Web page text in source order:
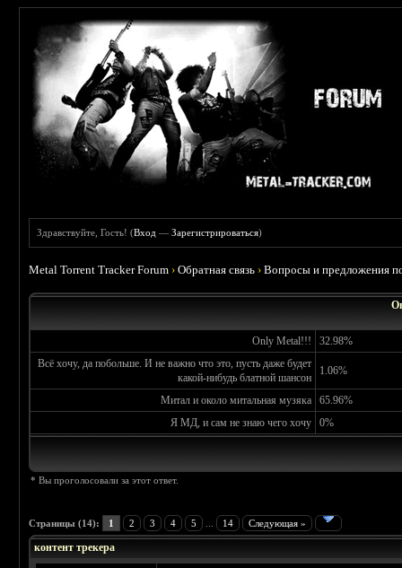
Здравствуйте, Гость! (Вход —Зарегистрироваться)
Metal Torrent Tracker Forum ›Обратная связь ›Вопросы и предложения
Only Metal!!!
32.98%
Всё хочу, да побольше. И не важно что это, пусть даже будет
какой-нибудь блатной шансон
1.06%
Митал и около митальная музяка
65.96%
Я МД, и сам не знаю чего хочу
0%
* Вы проголосовали за этот ответ.
Страницы (14): 1 2 3 4 5 14 Следующая »
контент трекера